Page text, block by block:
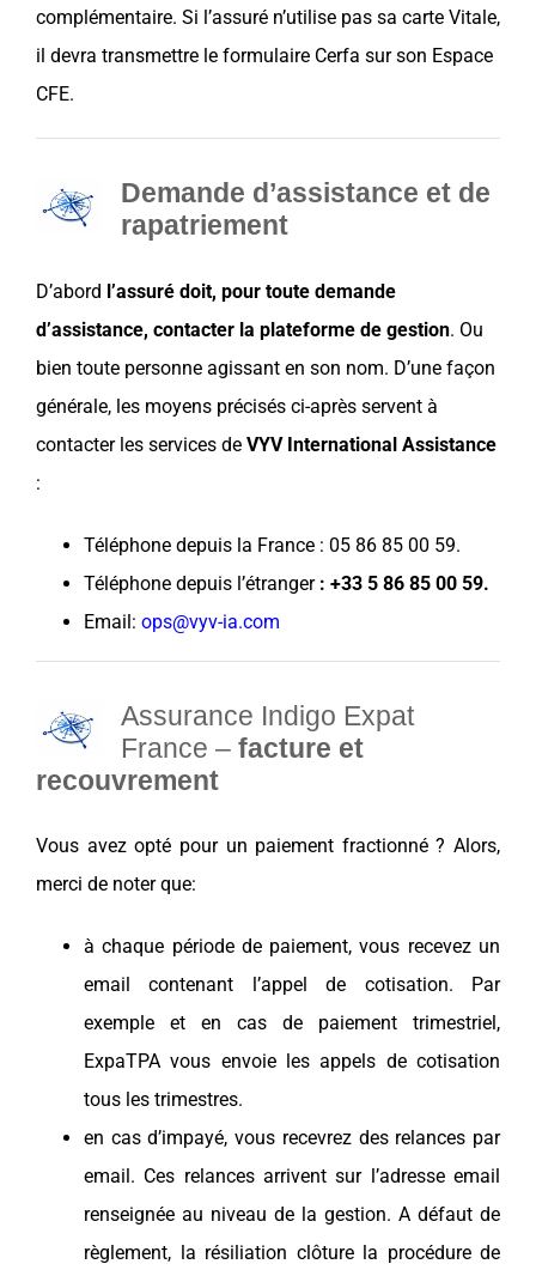
complémentaire. Si l’assuré n’utilise pas sa carte Vitale,
il devra transmettre le formulaire Cerfa sur son Espace
CFE.
Demande d’assistance et de
rapatriement
D’abord l’assuré doit, pour toute demande
d’assistance, contacter la plateforme de gestion. Ou
bien toute personne agissant en son nom. D’une façon
générale, les moyens précisés ci-après servent à
contacter les services de VYV International Assistance
:
Téléphone depuis la France : 05 86 85 00 59.
Téléphone depuis l’étranger : +33 5 86 85 00 59.
Email: ops@vyv-ia.com
Assurance Indigo Expat
France – facture et
recouvrement
Vous avez opté pour un paiement fractionné ? Alors,
merci de noter que:
à chaque période de paiement, vous recevez un
email contenant l’appel de cotisation. Par
exemple et en cas de paiement trimestriel,
ExpaTPA vous envoie les appels de cotisation
tous les trimestres.
en cas d’impayé, vous recevrez des relances par
email. Ces relances arrivent sur l’adresse email
renseignée au niveau de la gestion. A défaut de
règlement, la résiliation clôture la procédure de